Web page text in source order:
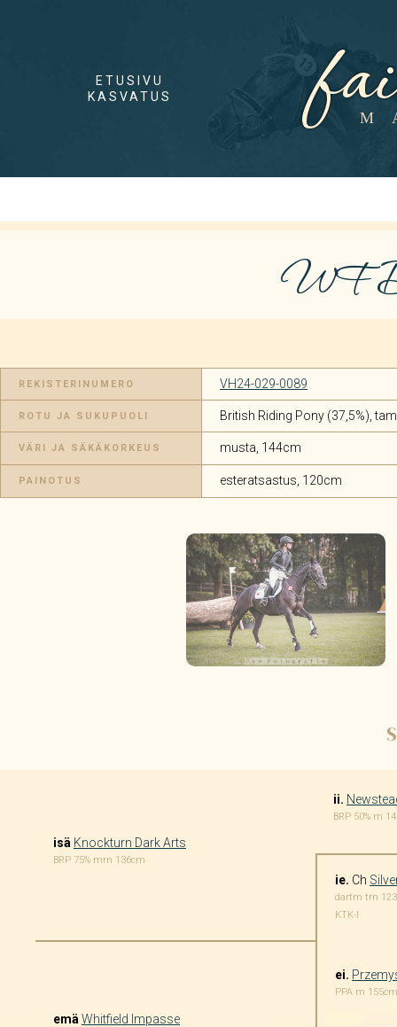
ETUSIVU
KASVATUS
WF
REKISTERINUMERO VH24-029-0089
ROTU JA SUKUPUOLI British Riding Pony (37,5%),
VÄRI JA SÄKÄKORKEUS musta, 144cm
PAINOTUS esteratsastus, 120cm
isä Knockturn Dark Arts
BRP 75% mrn 136cm
ii.
BRP 50% m
ie. Ch
dartm trn
KTK-I
emä Whitfield Impasse
ei.
PPA m 155cm